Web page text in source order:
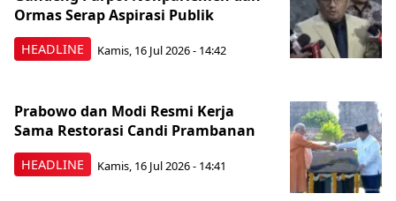
HEADLINE
Ormas Serap Aspirasi Publik
Kamis, 16 Jul 2026 - 14:42
HEADLINE
Prabowo dan Modi Resmi Kerja
Sama Restorasi Candi Prambanan
Kamis, 16 Jul 2026 - 14:41